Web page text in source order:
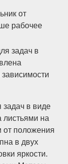
задач в виде
листьями на
от положения
в двух
яркости.